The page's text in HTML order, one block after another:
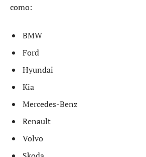
como:
BMW
Ford
Hyundai
Kia
Mercedes-Benz
Renault
Volvo